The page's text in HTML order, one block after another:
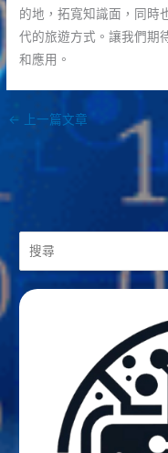
的地，拓寬知識面，同時
代的旅遊方式。讓我們期
和應用。
← 上一篇文章
搜
尋